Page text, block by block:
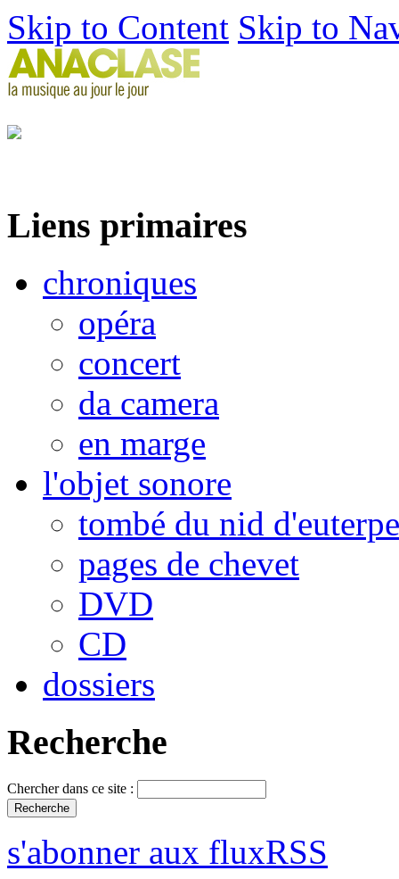
Skip to Content Skip to
Liens primaires
chroniques
opéra
concert
da camera
en marge
l'objet sonore
tombé du nid d'euterpe
pages de chevet
DVD
CD
dossiers
Recherche
Chercher dans ce site :
s'abonner aux fluxRSS